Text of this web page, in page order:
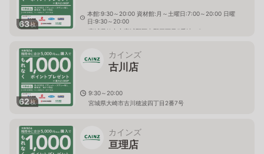
63枚
本館:9:30～20:00 資材館:月～土曜日:7:00～20:00 日曜
日:9:30～20:00
宮城県仙台市宮城野区中野三丁目5番地の6
62枚
カインズ
古川店
9:30～20:00
宮城県大崎市古川穂波四丁目2番7号
カインズ
亘理店